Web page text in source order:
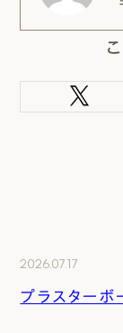
2026.07.17
プラスターボ